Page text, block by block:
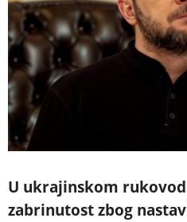
U ukrajinskom
zabrinutost zbog